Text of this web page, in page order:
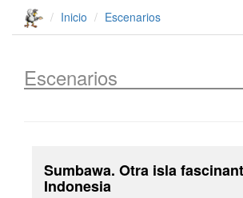
Inicio Escenarios
Escenarios
Sumbawa. Otra isla
Indonesia